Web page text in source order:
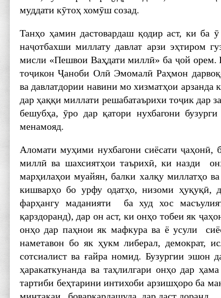
муддати кӯтоҳ хомӯш созад.
Танҳо ҳамин дастовардаш қодир аст, ки ба
наҷотбахши миллату давлат арзи эҳтиром
мисли «Пешвои Ваҳдати миллӣ» ба ҷой
тоҷикон Ҷаноби Олӣ Эмомалӣ Раҳмон
ва давлатдории навини мо хизматҳои арзанда
дар ҳаққи миллати решабатаърихи тоҷик дар
бешубҳа, ӯро дар қатори нухбагони
менамояд.
Аломати муҳими нухбагони сиёсати ҷаҳонӣ,
миллӣ ва шахсиятҳои таърихӣ, ки назди
марҳилаҳои муайян, балки халқу миллатҳо
кишварҳо бо урфу одатҳо, низоми ҳуқуқӣ,
фарҳангу маданияти ба худ хос
қарздоранд), дар он аст, ки онҳо тобеи як
онҳо дар паҳнои як мафкура ва ё усули
наметавон бо як ҳукм либерал, демократ,
сотсиалист ва ғайра номид. Бузургии эшон
ҳаракаткунанда ва таҳлилгари онҳо дар
тартиби беҳтарини интихоби арзишҳоро ба